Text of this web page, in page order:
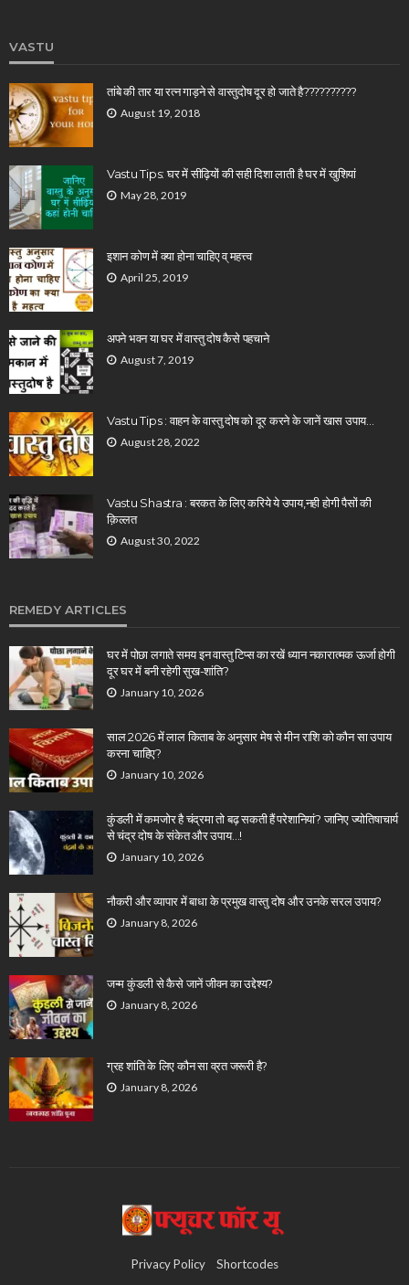
VASTU
तांबे की तार या रत्न गाड़ने से वास्तुदोष दूर हो जाते है??????????
August 19, 2018
Vastu Tips: घर में सीढ़ियों की सही दिशा लाती है घर में खुशियां
May 28, 2019
इशान कोण में क्या होना चाहिए व् महत्त्व
April 25, 2019
अपने भवन या घर में वास्तु दोष कैसे पहचाने
August 7, 2019
Vastu Tips : वाहन के वास्तु दोष को दूर करने के जानें खास उपाय…
August 28, 2022
Vastu Shastra : बरकत के लिए करिये ये उपाय,नही होगी पैसों की
क़िल्लत
August 30, 2022
REMEDY ARTICLES
घर में पोछा लगाते समय इन वास्तु टिप्स का रखें ध्यान नकारात्मक ऊर्जा होगी
दूर घर में बनी रहेगी सुख-शांति?
January 10, 2026
साल 2026 में लाल किताब के अनुसार मेष से मीन राशि को कौन सा उपाय
करना चाहिए?
January 10, 2026
कुंडली में कमजोर है चंद्रमा तो बढ़ सकती हैं परेशानियां? जानिए ज्योतिषाचार्य
से चंद्र दोष के संकेत और उपाय…!
January 10, 2026
नौकरी और व्यापार में बाधा के प्रमुख वास्तु दोष और उनके सरल उपाय?
January 8, 2026
जन्म कुंडली से कैसे जानें जीवन का उद्देश्य?
January 8, 2026
ग्रह शांति के लिए कौन सा व्रत जरूरी है?
January 8, 2026
Privacy Policy Shortcodes